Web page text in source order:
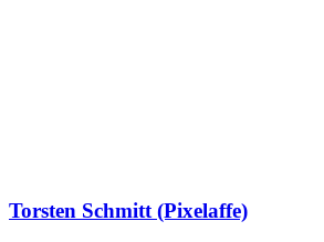
Torsten Schmitt (Pixelaffe)